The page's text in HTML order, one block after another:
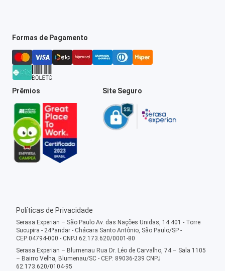
Formas de Pagamento
Prêmios Site Seguro
Políticas de Privacidade
Serasa Experian – São Paulo Av. das Nações Unidas, 14.401 - Torre
Sucupira - 24ºandar - Chácara Santo Antônio, São Paulo/SP -
CEP:04794-000 - CNPJ 62.173.620/0001-80
Serasa Experian – Blumenau Rua Dr. Léo de Carvalho, 74 – Sala 1105
– Bairro Velha, Blumenau/SC - CEP: 89036-239 CNPJ
62.173.620/0104-95